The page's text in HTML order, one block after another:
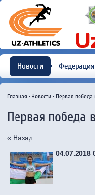
Новости Федерация
Главная Новости Первая победа
Первая победа
« Назад
04.07.2018